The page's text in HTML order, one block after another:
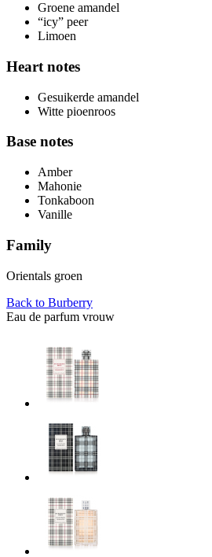
Groene amandel
“icy” peer
Limoen
Heart notes
Gesuikerde amandel
Witte pioenroos
Base notes
Amber
Mahonie
Tonkaboon
Vanille
Family
Orientals groen
Back to Burberry
Eau de parfum vrouw